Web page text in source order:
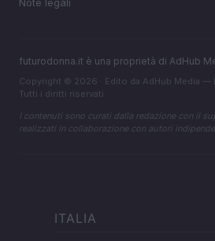
futurodonna.it è una proprietà di AdHub
Copyright © 2026 · Edito da AdHub Media —
Tutti i diritti riservati
I contenuti sono curati dalla redazione con il
realizzati in collaborazione con autori
ITALIA